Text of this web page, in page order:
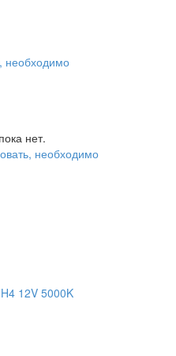
необходимо
нет.
необходимо
12V 5000K